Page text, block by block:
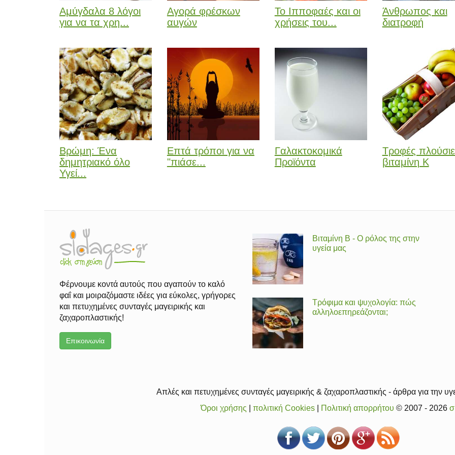
Αμύγδαλα 8 λόγοι
για να τα χρη...
Αγορά φρέσκων
αυγών
Το Ιπποφαές και οι
χρήσεις του...
Άνθρωπος και
διατροφή
Βρώμη: Ένα
δημητριακό όλο
Υγεί...
Επτά τρόποι για να
"πιάσε...
Γαλακτοκομικά
Προϊόντα
Τροφές
βιταμίνη Κ
Φέρνουμε κοντά αυτούς που αγαπούν το καλό
φαΐ και μοιραζόμαστε ιδέες για εύκολες, γρήγορες
και πετυχημένες συνταγές μαγειρικής και
ζαχαροπλαστικής!
Επικοινωνία
Βιταμίνη Β - Ο ρόλος της στην
υγεία μας
Τρόφιμα και ψυχολογία: πώς
αλληλοεπηρεάζονται;
Απλές και πετυχημένες συνταγές μαγειρικής & ζαχαροπλαστικής - άρθρα για την
Όροι χρήσης
πολιτική Cookies| Πολιτική απορρήτου © 2007 - 2026